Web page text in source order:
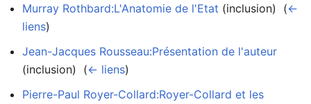
Murray Rothbard:L'Anatomie de l'Etat (inclusion) ‎ (←
liens)
Jean-Jacques Rousseau:Présentation de l'auteur
(inclusion) ‎ (← liens)
Pierre-Paul Royer-Collard:Royer-Collard et les